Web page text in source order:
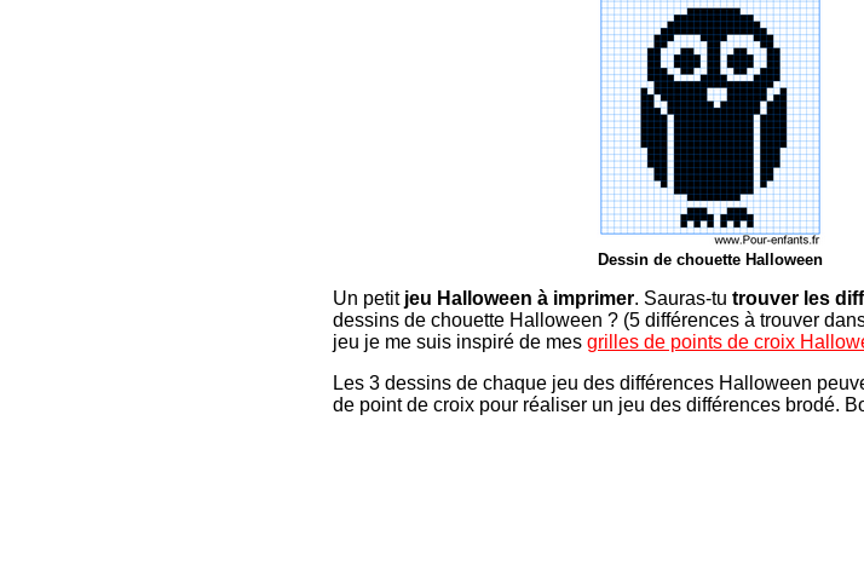
Dessin de chouette Halloween
Un petit jeu Halloween à imprimer. Sauras-tu trouver les
dessins de chouette Halloween ? (5 différences à trouver
jeu je me suis inspiré de mes grilles de points de croix
Les 3 dessins de chaque jeu des différences Halloween
de point de croix pour réaliser un jeu des différences brodé.